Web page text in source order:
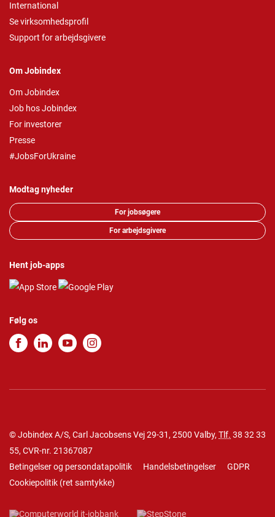
International
Se virksomhedsprofil
Support for arbejdsgivere
Om Jobindex
Om Jobindex
Job hos Jobindex
For investorer
Presse
#JobsForUkraine
Modtag nyheder
For jobsøgere
For arbejdsgivere
Hent job-apps
Følg os
© Jobindex A/S, Carl Jacobsens Vej 29-31, 2500 Valby, Tlf. 38 32 33
55, CVR-nr. 21367087
Betingelser og persondatapolitik
Handelsbetingelser
GDPR
Cookiepolitik (ret samtykke)